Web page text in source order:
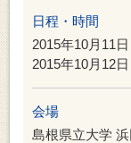
日程・時間
2015年10月11日
2015年10月12日
会場
島根県立大学